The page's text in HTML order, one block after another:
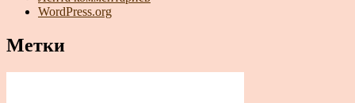
WordPress.org
Метки